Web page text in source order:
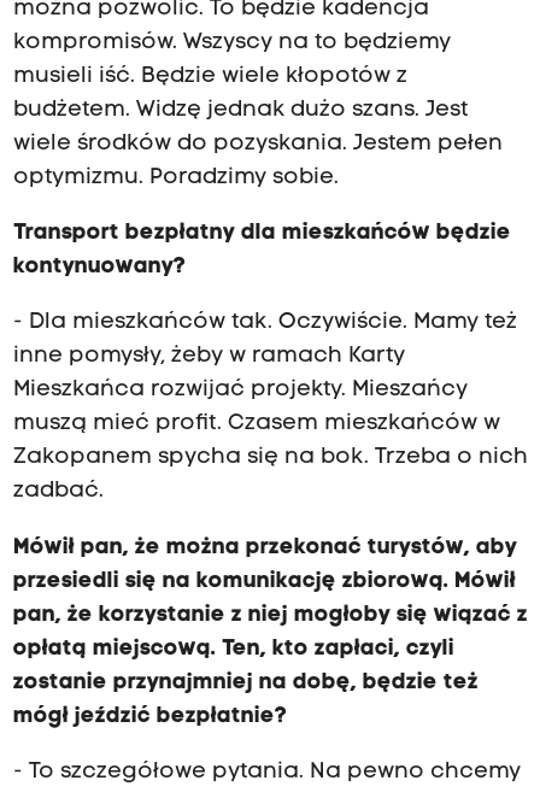
można pozwolić. To będzie kadencja
kompromisów. Wszyscy na to będziemy
musieli iść. Będzie wiele kłopotów z
budżetem. Widzę jednak dużo szans. Jest
wiele środków do pozyskania. Jestem pełen
optymizmu. Poradzimy sobie.
Transport bezpłatny dla mieszkańców będzie
kontynuowany?
- Dla mieszkańców tak. Oczywiście. Mamy też
inne pomysły, żeby w ramach Karty
Mieszkańca rozwijać projekty. Mieszańcy
muszą mieć profit. Czasem mieszkańców w
Zakopanem spycha się na bok. Trzeba o nich
zadbać.
Mówił pan, że można przekonać turystów, aby
przesiedli się na komunikację zbiorową. Mówił
pan, że korzystanie z niej mogłoby się wiązać z
opłatą miejscową. Ten, kto zapłaci, czyli
zostanie przynajmniej na dobę, będzie też
mógł jeździć bezpłatnie?
- To szczegółowe pytania. Na pewno chcemy